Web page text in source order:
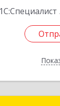
1С:Специалист